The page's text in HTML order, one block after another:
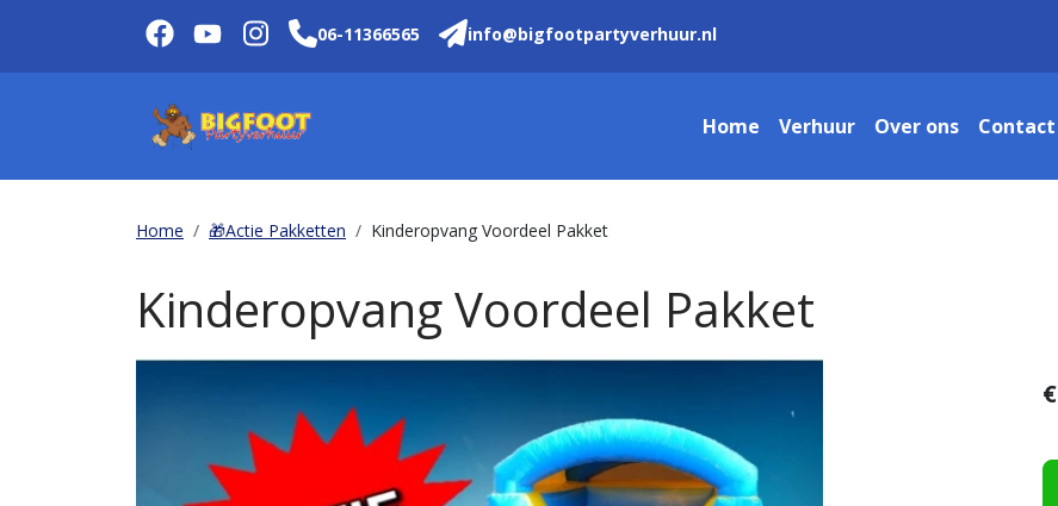
06-11366565 info@bigfootpartyverhuur.nl
Home Verhuur Over ons Contact
Home 🎁Actie Pakketten Kinderopvang Voordeel Pakket
Kinderopvang Voordeel Pakket
€